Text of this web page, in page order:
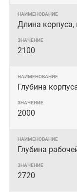
Длина
2100
Глубина
2000
Глубина
2720